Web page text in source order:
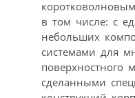
в том числе: с
небольших
системами для
поверхностного
сделанными